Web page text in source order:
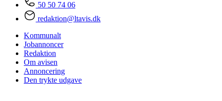
50 50 74 06
redaktion@ltavis.dk
Kommunalt
Jobannoncer
Redaktion
Om avisen
Annoncering
Den trykte udgave